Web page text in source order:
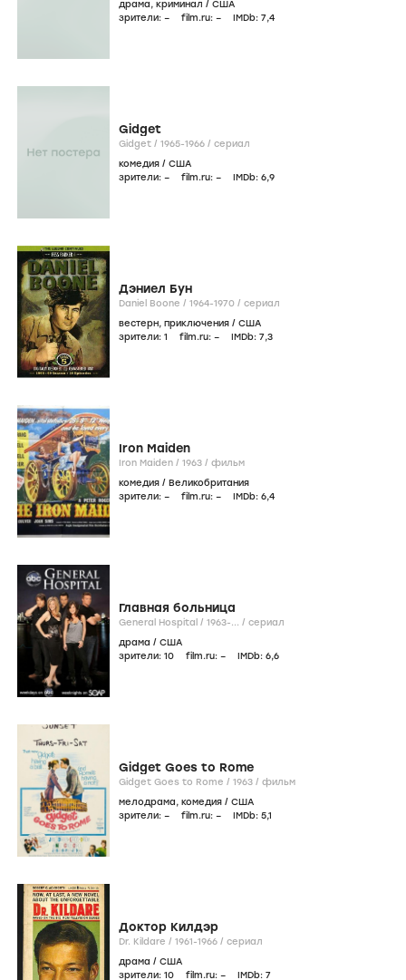
драма, криминал / США
зрители: – film.ru: – IMDb: 7,4
Gidget
Gidget / 1965-1966 / сериал
комедия / США
зрители: – film.ru: – IMDb: 6,9
Дэниел Бун
Daniel Boone / 1964-1970 / сериал
вестерн, приключения / США
зрители: 1 film.ru: – IMDb: 7,3
Iron Maiden
Iron Maiden / 1963 / фильм
комедия / Великобритания
зрители: – film.ru: – IMDb: 6,4
Главная больница
General Hospital / 1963-... / сериал
драма / США
зрители: 10 film.ru: – IMDb: 6,6
Gidget Goes to Rome
Gidget Goes to Rome / 1963 / фильм
мелодрама, комедия / США
зрители: – film.ru: – IMDb: 5,1
Доктор Килдэр
Dr. Kildare / 1961-1966 / сериал
драма / США
зрители: 10 film.ru: – IMDb: 7